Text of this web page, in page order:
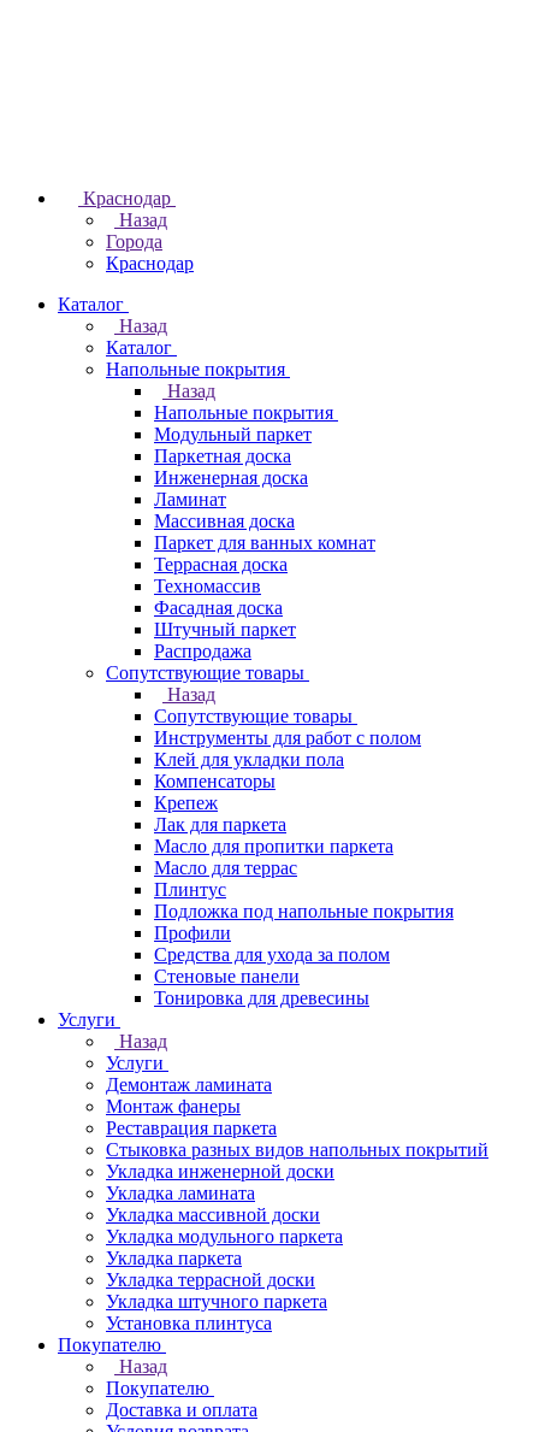
Краснодар
Назад
Города
Краснодар
Каталог
Назад
Каталог
Напольные покрытия
Назад
Напольные покрытия
Модульный паркет
Паркетная доска
Инженерная доска
Ламинат
Массивная доска
Паркет для ванных комнат
Террасная доска
Техномассив
Фасадная доска
Штучный паркет
Распродажа
Сопутствующие товары
Назад
Сопутствующие товары
Инструменты для работ с полом
Клей для укладки пола
Компенсаторы
Крепеж
Лак для паркета
Масло для пропитки паркета
Масло для террас
Плинтус
Подложка под напольные покрытия
Профили
Средства для ухода за полом
Стеновые панели
Тонировка для древесины
Услуги
Назад
Услуги
Демонтаж ламината
Монтаж фанеры
Реставрация паркета
Стыковка разных видов напольных покрытий
Укладка инженерной доски
Укладка ламината
Укладка массивной доски
Укладка модульного паркета
Укладка паркета
Укладка террасной доски
Укладка штучного паркета
Установка плинтуса
Покупателю
Назад
Покупателю
Доставка и оплата